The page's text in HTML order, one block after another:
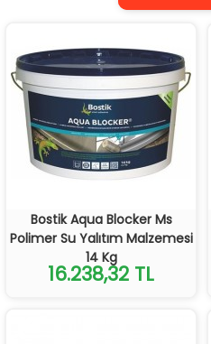
Bostik Aqua Blocker Ms
Polimer Su Yalıtım Malzemesi
14 Kg
16.238,32 TL